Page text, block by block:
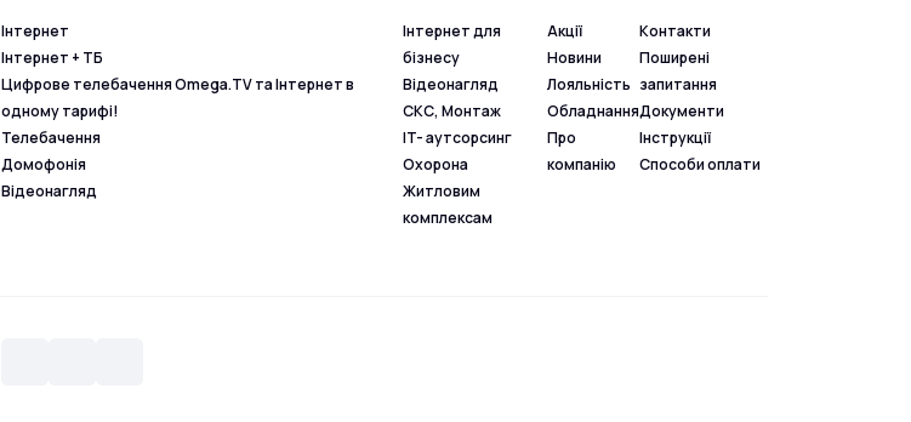
Інтернет
Інтернет + ТБ
Цифрове телебачення Omega.TV та Інтернет в
одному тарифі!
Телебачення
Домофонія
Відеонагляд
Інтернет для
бізнесу
Відеонагляд
СКС, Монтаж
IT- аутсорсинг
Охорона
Житловим
комплексам
Акції
Новини
Лояльність
Обладнання
Про
компанію
Контакти
Поширені
запитання
Документи
Інструкції
Способи оплати